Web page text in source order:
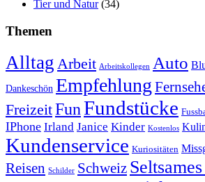
Tier und Natur(34)
Themen
Alltag Arbeit Arbeitskollegen Auto
Dankeschön Empfehlung
FreizeitFunFundstücke
IPhone Irland Janice Kinder Kostenlos
Kundenservice Kuriositäten
Reisen Schilder Schweiz